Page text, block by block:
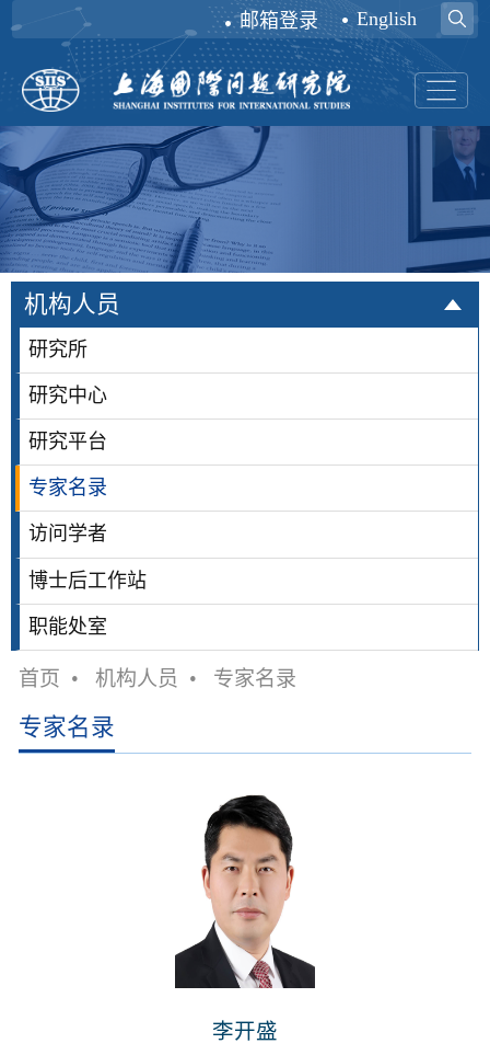
邮箱登录 English
机构人员
研究所
研究中心
研究平台
专家名录
访问学者
博士后工作站
职能处室
首页 • 机构人员 • 专家名录
专家名录
李开盛